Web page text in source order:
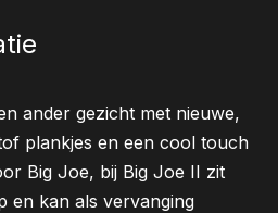
ander gezicht met nieuwe,
plankjes en een cool touch
Big Joe, bij Big Joe II zit
en kan als vervanging